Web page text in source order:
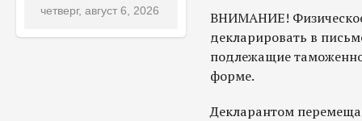
четверг, август 6, 2026
ВНИМАНИЕ!
декларировать в
подлежащие
форме.
Декларантом